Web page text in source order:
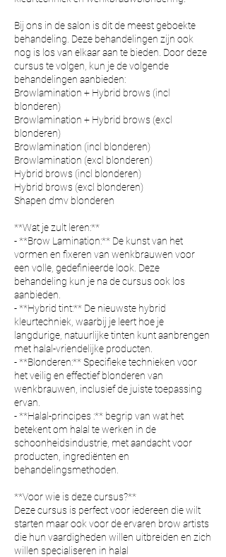
Bij ons in de salon is dit de meest geboekte
behandeling. Deze behandelingen zijn ook
nog is los van elkaar aan te bieden. Door deze
cursus te volgen, kun je de volgende
behandelingen aanbieden:
Browlamination + Hybrid brows (incl
blonderen)
Browlamination + Hybrid brows (excl
blonderen)
Browlamination (incl blonderen)
Browlamination (excl blonderen)
Hybrid brows (incl blonderen)
Hybrid brows (excl blonderen)
Shapen dmv blonderen
**Wat je zult leren:**
- **Brow Lamination:** De kunst van het
vormen en fixeren van wenkbrauwen voor
een volle, gedefinieerde look. Deze
behandeling kun je na de cursus ook los
aanbieden.
- **Hybrid tint:** De nieuwste hybrid
kleurtechniek, waarbij je leert hoe je
langdurige, natuurlijke tinten kunt aanbrengen
met halal-vriendelijke producten.
- **Blonderen:** Specifieke technieken voor
het veilig en effectief blonderen van
wenkbrauwen, inclusief de juiste toepassing
ervan.
- **Halal-principes :** begrip van wat het
betekent om halal te werken in de
schoonheidsindustrie, met aandacht voor
producten, ingrediënten en
behandelingsmethoden.
**Voor wie is deze cursus?**
Deze cursus is perfect voor iedereen die wilt
starten maar ook voor de ervaren brow artists
die hun vaardigheden willen uitbreiden en zich
willen specialiseren in halal